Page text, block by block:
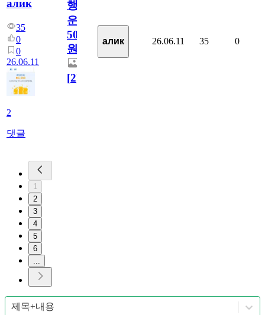
алик
35
0
0
26.06.11
2
댓글
행
운
5000
원
[2]
алик 26.06.11 35 0
1
2
3
4
5
6
제목+내용